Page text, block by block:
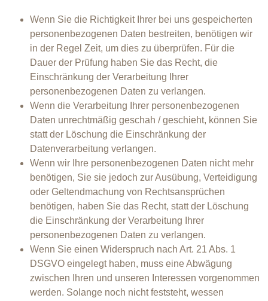
Wenn Sie die Richtigkeit Ihrer bei uns gespeicherten
personenbezogenen Daten bestreiten, benötigen wir
in der Regel Zeit, um dies zu überprüfen. Für die
Dauer der Prüfung haben Sie das Recht, die
Einschränkung der Verarbeitung Ihrer
personenbezogenen Daten zu verlangen.
Wenn die Verarbeitung Ihrer personenbezogenen
Daten unrechtmäßig geschah / geschieht, können Sie
statt der Löschung die Einschränkung der
Datenverarbeitung verlangen.
Wenn wir Ihre personenbezogenen Daten nicht mehr
benötigen, Sie sie jedoch zur Ausübung, Verteidigung
oder Geltendmachung von Rechtsansprüchen
benötigen, haben Sie das Recht, statt der Löschung
die Einschränkung der Verarbeitung Ihrer
personenbezogenen Daten zu verlangen.
Wenn Sie einen Widerspruch nach Art. 21 Abs. 1
DSGVO eingelegt haben, muss eine Abwägung
zwischen Ihren und unseren Interessen vorgenommen
werden. Solange noch nicht feststeht, wessen